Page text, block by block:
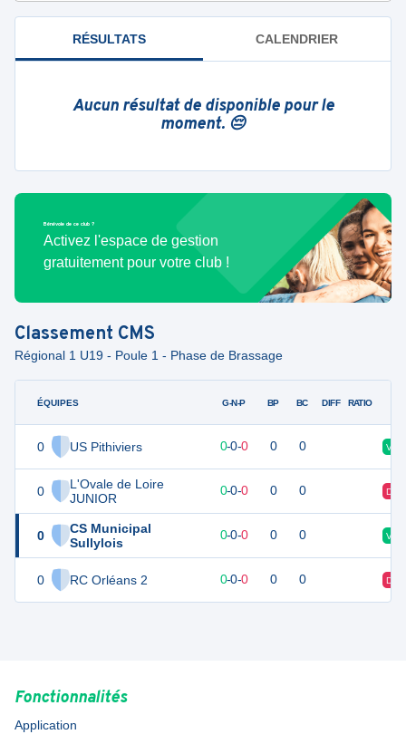
RÉSULTATS CALENDRIER
Aucun résultat de disponible pour le
moment. 😔
Bénévole de ce club ?
Activez l'espace de gestion
gratuitement pour votre club !
Classement CMS
Régional 1 U19 - Poule 1 - Phase de Brassage
ÉQUIPES
0 US Pithiviers
0
L'Ovale de Loire
JUNIOR
0
CS Municipal
Sullylois
0 RC Orléans 2
G-N-P BP BC DIFF RATIO
0-0-0 0 0 V
0 0-0-0 0 0 D
0-0-0 0 0 V
0-0-0 0 0 D
Fonctionnalités
Application